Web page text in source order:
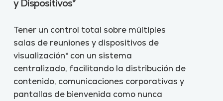
y Dispositivos*
Tener un control total sobre múltiples
salas de reuniones y dispositivos de
visualización* con un sistema
centralizado, facilitando la distribución de
contenido, comunicaciones corporativas y
pantallas de bienvenida como nunca